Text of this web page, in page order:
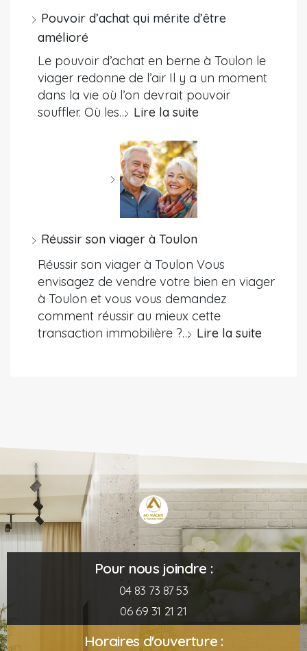
Pouvoir d’achat qui mérite d’être
amélioré
Le pouvoir d’achat en berne à Toulon le
viager redonne de l’air Il y a un moment
dans la vie où l’on devrait pouvoir
souffler. Où les… Lire la suite
Réussir son viager à Toulon
Réussir son viager à Toulon Vous
envisagez de vendre votre bien en viager
à Toulon et vous vous demandez
comment réussir au mieux cette
transaction immobilière ?… Lire la suite
Pour nous joindre :
04 83 73 87 53
06 69 31 21 21
Horaires d'ouverture :